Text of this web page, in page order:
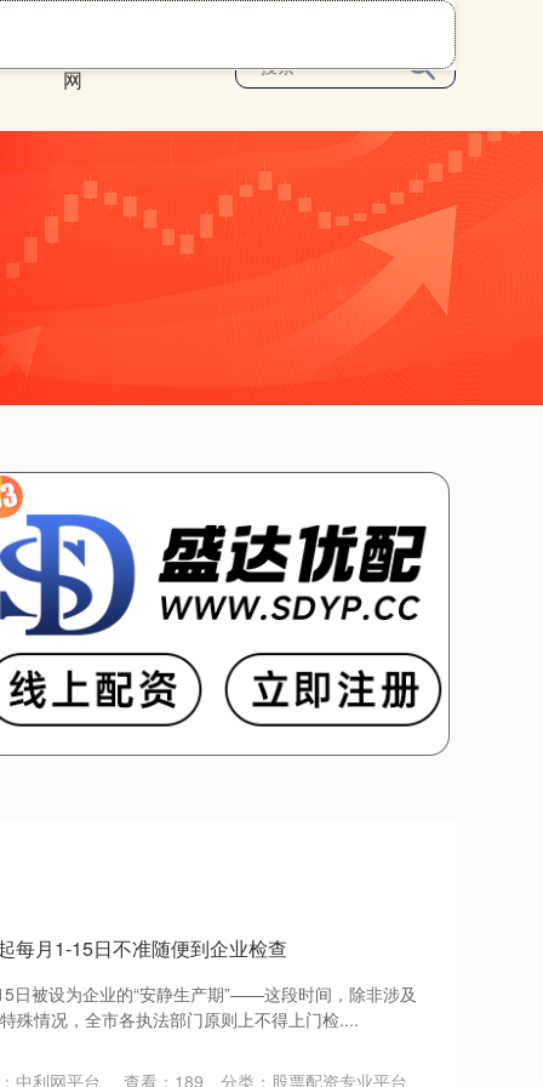
网
每月1-15日不准随便到企业检查
日被设为企业的“安静生产期”——这段时间，除非涉及
殊情况，全市各执法部门原则上不得上门检....
中利网平台 查看： 189 分类： 股票配资专业平台